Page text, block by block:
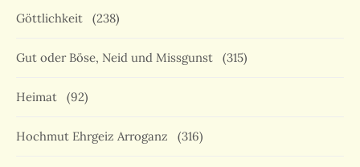
Göttlichkeit (238)
Gut oder Böse, Neid und Missgunst (315)
Heimat (92)
Hochmut Ehrgeiz Arroganz (316)